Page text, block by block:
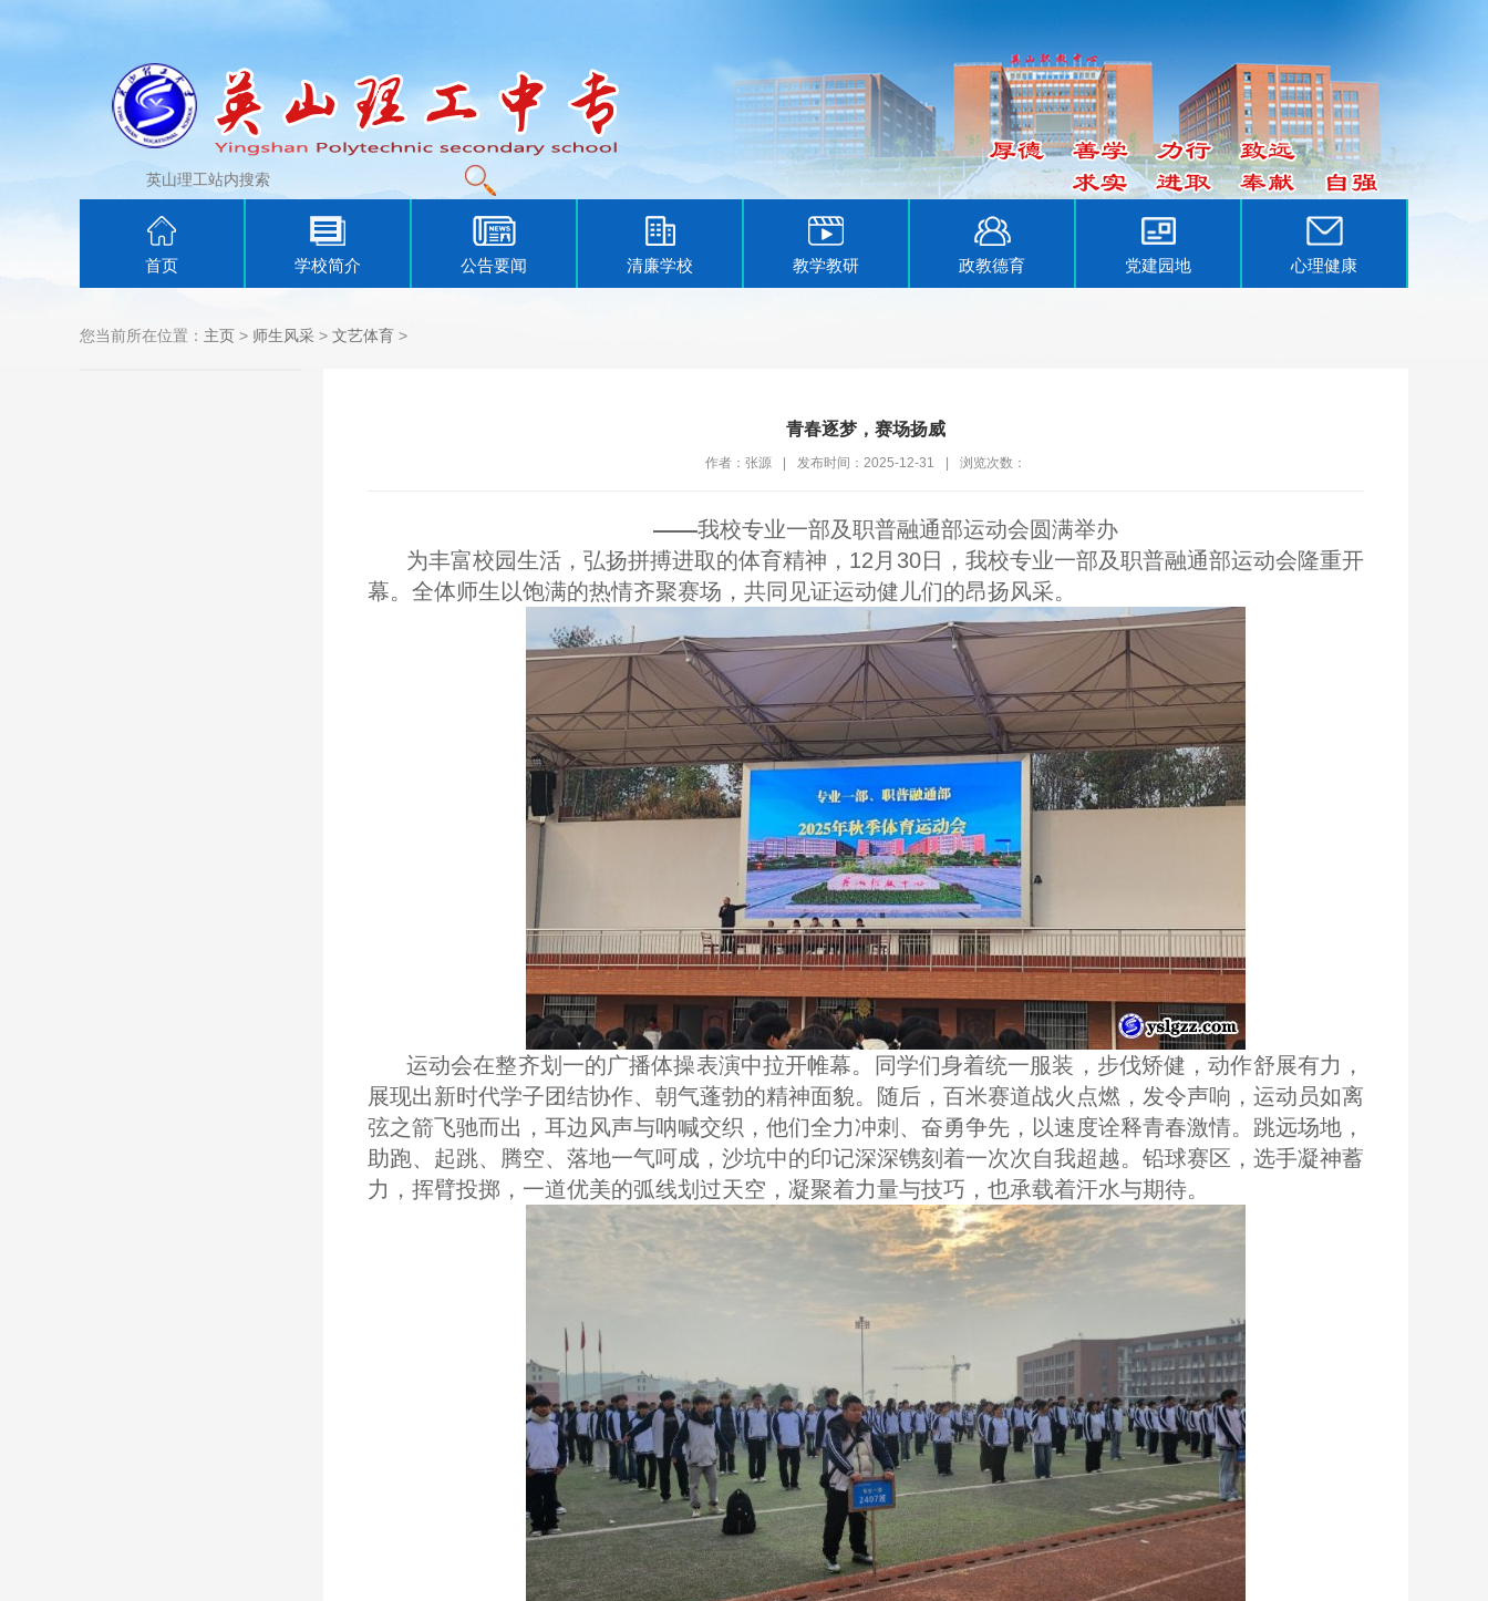
首页 学校简介 公告要闻 清廉学校 教学教研 政教德育 党建园地 心理健康
您当前所在位置： 主页 > 师生风采 > 文艺体育 >
青春逐梦，赛场扬威
作者：张源 发布时间：2025-12-31 浏览次数：
——我校专业一部及职普融通部运动会圆满举办
为丰富校园生活，弘扬拼搏进取的体育精神，12月30日，我校专业一部及职普融通部运动会隆重开
幕。全体师生以饱满的热情齐聚赛场，共同见证运动健儿们的昂扬风采。
运动会在整齐划一的广播体操表演中拉开帷幕。同学们身着统一服装，步伐矫健，动作舒展有力，
展现出新时代学子团结协作、朝气蓬勃的精神面貌。随后，百米赛道战火点燃，发令声响，运动员如离
弦之箭飞驰而出，耳边风声与呐喊交织，他们全力冲刺、奋勇争先，以速度诠释青春激情。跳远场地，
助跑、起跳、腾空、落地一气呵成，沙坑中的印记深深镌刻着一次次自我超越。铅球赛区，选手凝神蓄
力，挥臂投掷，一道优美的弧线划过天空，凝聚着力量与技巧，也承载着汗水与期待。